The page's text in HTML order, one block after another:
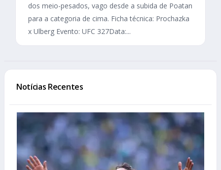
dos meio-pesados, vago desde a subida de Poatan
para a categoria de cima. Ficha técnica: Prochazka
x Ulberg Evento: UFC 327Data:...
Notícias Recentes